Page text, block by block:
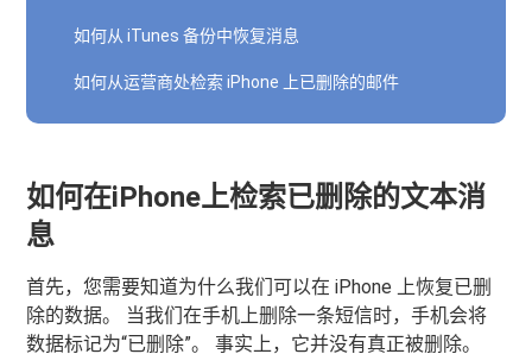
如何从 iTunes 备份中恢复消息
如何从运营商处检索 iPhone 上已删除的邮件
如何在iPhone上检索已删除的文本消
息
首先，您需要知道为什么我们可以在 iPhone 上恢复已删
除的数据。 当我们在手机上删除一条短信时，手机会将
数据标记为“已删除”。 事实上，它并没有真正被删除。